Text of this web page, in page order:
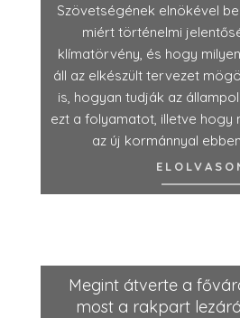
Szövetségének elnökével
miért történelmi
klímatörvény, és hogy
áll az elkészült tervezet
is, hogyan tudják az
ezt a folyamatot, illetve hogy
az új kormánnyal
Megint átverte a
most a rakpart